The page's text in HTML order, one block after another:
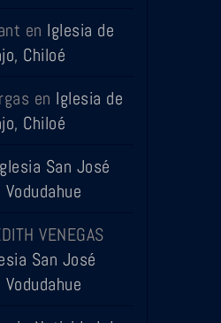
en Iglesia de
Chiloé
en Iglesia de
Chiloé
San José
VENEGAS
San José